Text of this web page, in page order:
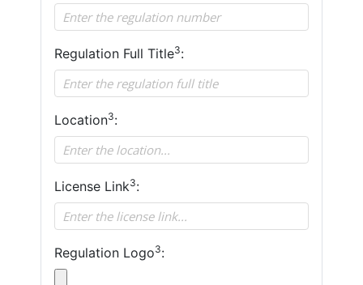
Regulation Full Title3:
Location3:
License Link3:
Regulation Logo3: